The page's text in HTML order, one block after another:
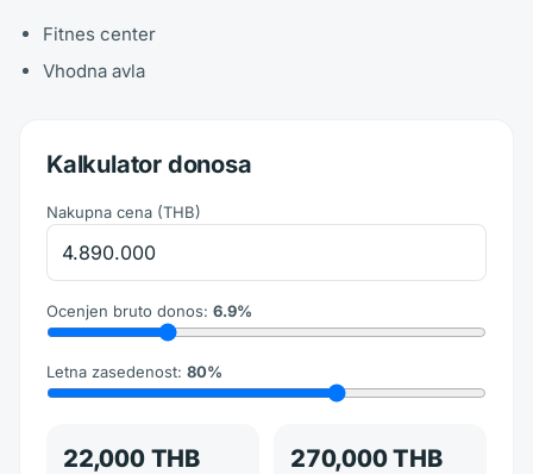
Fitnes center
Vhodna avla
Kalkulator donosa
Nakupna cena (THB)
Ocenjen bruto donos: 6.9%
Letna zasedenost: 80%
22,000 THB 270,000 THB